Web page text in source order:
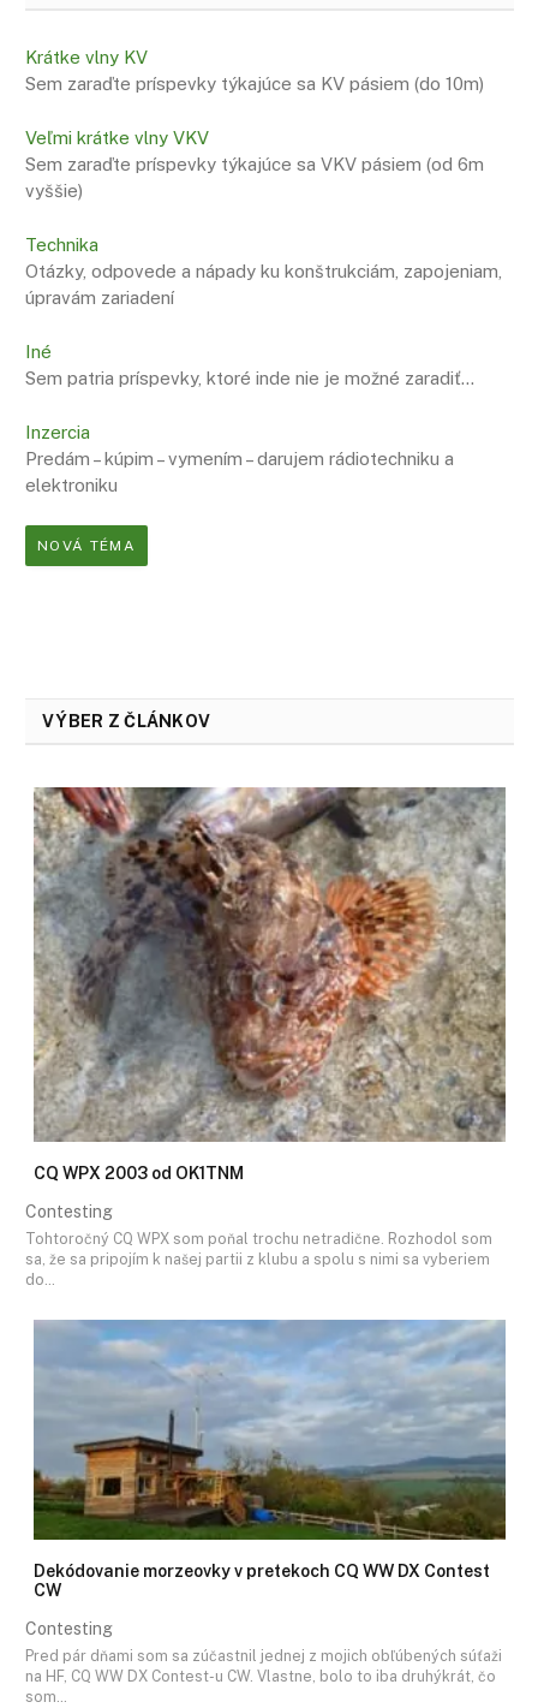
Krátke vlny KV
Sem zaraďte príspevky týkajúce sa KV pásiem (do 10m)
Veľmi krátke vlny VKV
Sem zaraďte príspevky týkajúce sa VKV pásiem (od 6m
vyššie)
Technika
Otázky, odpovede a nápady ku konštrukciám, zapojeniam,
úpravám zariadení
Iné
Sem patria príspevky, ktoré inde nie je možné zaradiť…
Inzercia
Predám – kúpim – vymením – darujem rádiotechniku a
elektroniku
NOVÁ TÉMA
VÝBER Z ČLÁNKOV
CQ WPX 2003 od OK1TNM
Contesting
Tohtoročný CQ WPX som poňal trochu netradične. Rozhodol som
sa, že sa pripojím k našej partii z klubu a spolu s nimi sa vyberiem
do…
Dekódovanie morzeovky v pretekoch CQ WW DX Contest
CW
Contesting
Pred pár dňami som sa zúčastnil jednej z mojich obľúbených súťaži
na HF, CQ WW DX Contest-u CW. Vlastne, bolo to iba druhýkrát, čo
som…